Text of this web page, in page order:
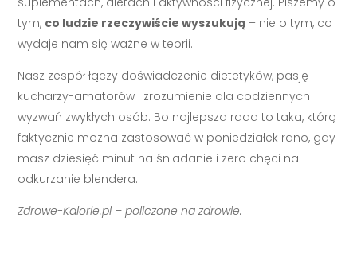
tym, co ludzie rzeczywiście wyszukują – nie o tym, co
wydaje nam się ważne w teorii.
Nasz zespół łączy doświadczenie dietetyków, pasję
kucharzy-amatorów i zrozumienie dla codziennych
wyzwań zwykłych osób. Bo najlepsza rada to taka, którą
faktycznie można zastosować w poniedziałek rano, gdy
masz dziesięć minut na śniadanie i zero chęci na
odkurzanie blendera.
Zdrowe-Kalorie.pl – policzone na zdrowie.